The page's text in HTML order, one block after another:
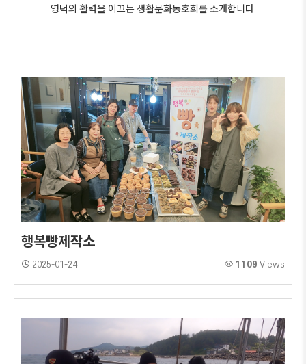
영덕의 활력을 이끄는 생활문화동호회를 소개합니다.
행복빵제작소
2025-01-24 1109 Views